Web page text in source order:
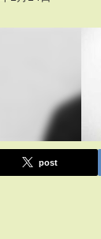
post